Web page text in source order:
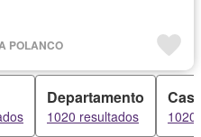
POLANCO
Departamento
1020 resultados 1020